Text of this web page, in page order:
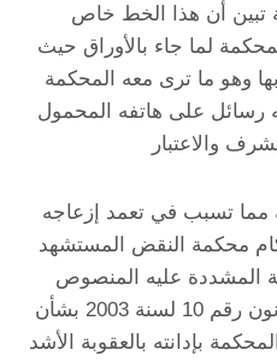
تبين أن هذا الخط خاص
لما جاء بالأوراق حيث
وهو ما ترى معه المحكمة
رسائل على هاتفه المحمول
والاعتبار
تسبب في تعمد إزعاجه
محكمة النقض المستشهد
المشددة عليه المنصوص
عليها في المادة 76/2 من القانون رقم 10 لسنة 2003 بشأن
بإدانته بالعقوبة الأشد